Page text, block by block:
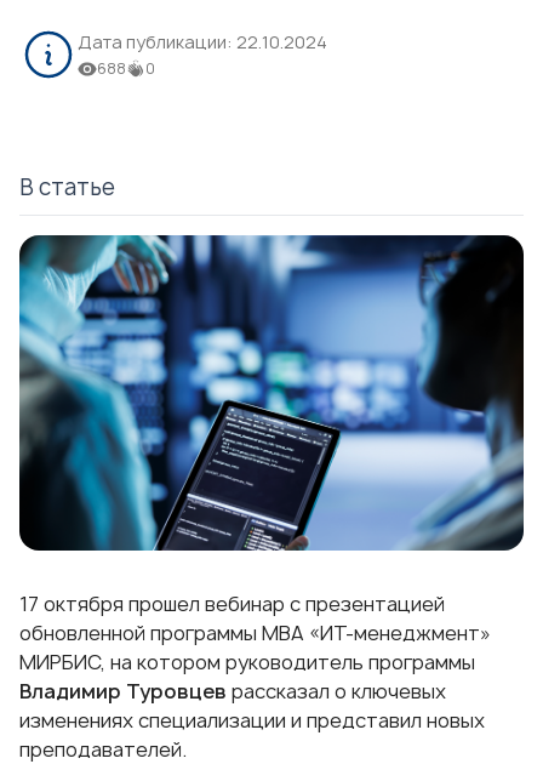
Дата публикации: 22.10.2024
688 0
В статье
17 октября прошел вебинар с презентацией
обновленной программы МВА «ИТ-менеджмент»
МИРБИС, на котором руководитель программы
Владимир Туровцев рассказал о ключевых
изменениях специализации и представил новых
преподавателей.